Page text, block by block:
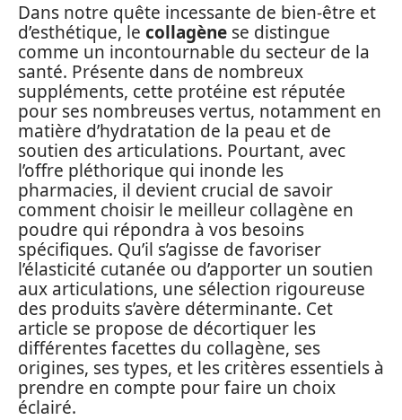
Dans notre quête incessante de bien-être et
d’esthétique, le collagène se distingue
comme un incontournable du secteur de la
santé. Présente dans de nombreux
suppléments, cette protéine est réputée
pour ses nombreuses vertus, notamment en
matière d’hydratation de la peau et de
soutien des articulations. Pourtant, avec
l’offre pléthorique qui inonde les
pharmacies, il devient crucial de savoir
comment choisir le meilleur collagène en
poudre qui répondra à vos besoins
spécifiques. Qu’il s’agisse de favoriser
l’élasticité cutanée ou d’apporter un soutien
aux articulations, une sélection rigoureuse
des produits s’avère déterminante. Cet
article se propose de décortiquer les
différentes facettes du collagène, ses
origines, ses types, et les critères essentiels à
prendre en compte pour faire un choix
éclairé.